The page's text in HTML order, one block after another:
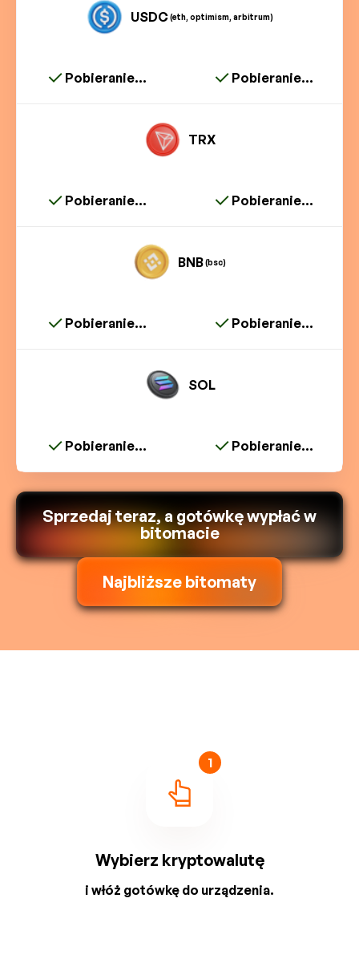
USDC(eth, optimism, arbitrum)
Pobieranie... Pobieranie...
TRX
Pobieranie... Pobieranie...
BNB(bsc)
Pobieranie... Pobieranie...
SOL
Pobieranie... Pobieranie...
Sprzedaj teraz, a gotówkę wypłać w
bitomacie
Najbliższe bitomaty
1
Wybierz kryptowalutę
i włóż gotówkę do urządzenia.